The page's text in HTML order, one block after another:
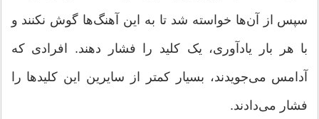
سپس از آن‌ها خواسته شد تا به این آهنگ‌ها گوش نکنند و
با هر بار یادآوری، یک کلید را فشار دهند. افرادی که
آدامس می‌جویدند، بسیار کمتر از سایرین این کلیدها را
فشار می‌دادند.